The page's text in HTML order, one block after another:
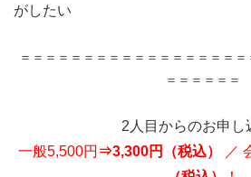
がしたい
＝＝＝＝＝＝＝＝＝＝＝＝＝＝＝＝＝
＝＝＝＝＝＝
2人目からのお申し
一般5,500円 ⇒3,300円（税込） ／